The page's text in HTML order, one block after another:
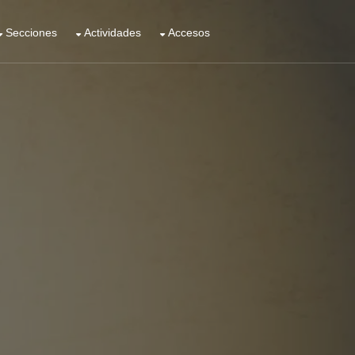
Secciones Actividades Accesos